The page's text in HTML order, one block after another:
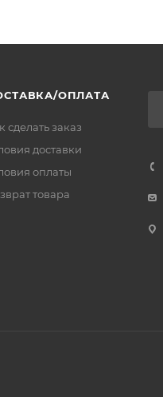
ОПЛАТА
сделать заказ
доставки
оплаты
товара